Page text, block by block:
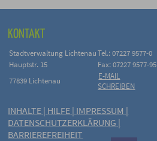
KONTAKT
Stadtverwaltung Lichtenau Tel.: 07227 9577-0
Hauptstr. 15
Fax: 07227 9577-95
77839 Lichtenau
E-MAIL
SCHREIBEN
INHALTE | HILFE | IMPRESSUM |
DATENSCHUTZERKLÄRUNG |
BARRIEREFREIHEIT